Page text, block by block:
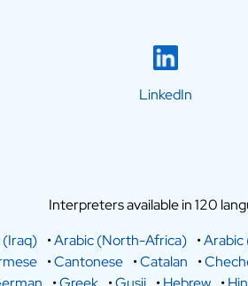
LinkedIn
Interpreters available in 120
•Arabic (North-Africa) •Arabic
•Cantonese •Catalan •